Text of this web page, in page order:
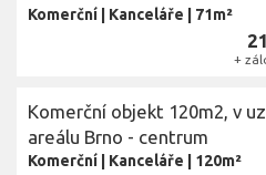
obec
Lokalita
Komerční Kanceláře 71m²
+
Komerční objekt 120m2, v
areálu Brno - centrum
Komerční Kanceláře 120m²